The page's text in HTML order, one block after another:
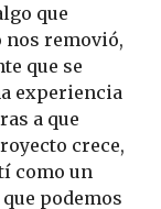
que
nos removió,
que se
experiencia
a que
crece,
como un
podemos